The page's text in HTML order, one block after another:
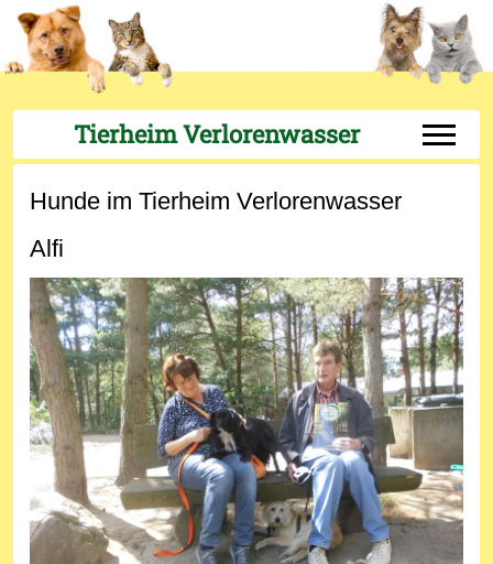
Tierheim Verlorenwasser Off-
Hunde im Tierheim Verlorenwasser
Alfi